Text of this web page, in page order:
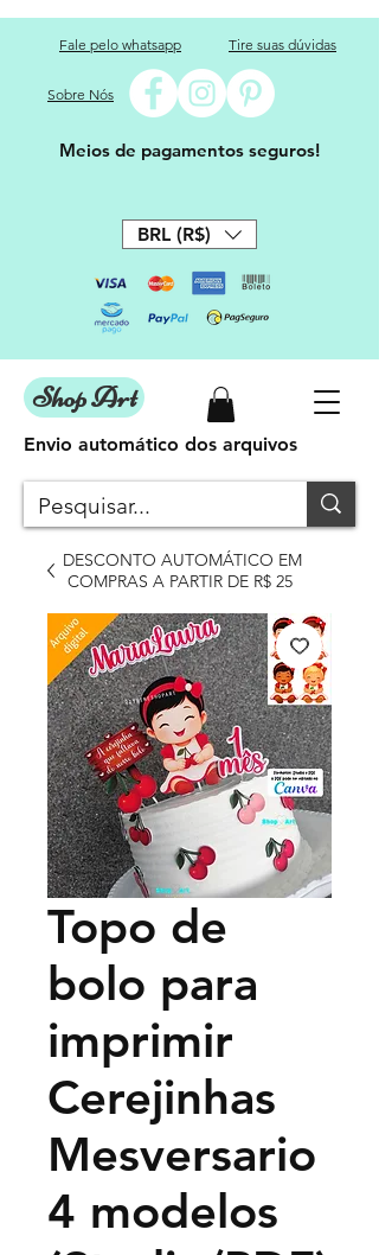
Fale pelo whatsapp Tire suas dúvidas
Sobre Nós
Meios de pagamentos seguros!
BRL (R$)
Shop Art
DESCONTO AUTOMÁTICO EM
COMPRAS A PARTIR DE R$ 25
Envio automático dos arquivos
Topo de
bolo para
imprimir
Cerejinhas
Mesversario
4 modelos